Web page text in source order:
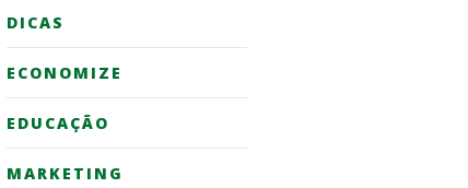
DICAS
ECONOMIZE
EDUCAÇÃO
MARKETING